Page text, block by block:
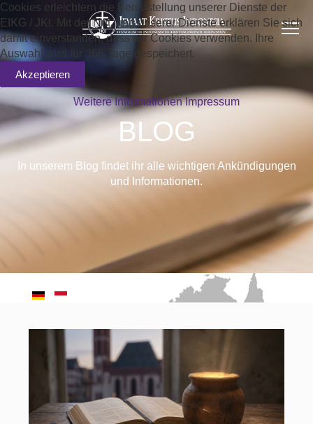
BLOG
In unserem Blog findet ihr alle wichtigen Ankündigungen
und Informationen.
Cookies erleichtern die Bereitstellung unserer Dienste der
EIKG / JKI. Mit der Nutzung unserer Dienste erklären Sie sich
damit einverstanden, dass wir Cookies verwenden. Ihre
Auswahl wird für 365 Tage gespeichert.
Akzeptieren
Weitere Informationen Impressum